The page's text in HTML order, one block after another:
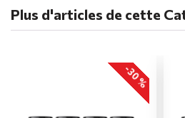
Plus d'articles de cette
-30 %